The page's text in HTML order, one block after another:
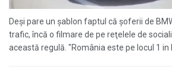
Deşi pare un şablon faptul că şoferii de
trafic, încă o filmare de pe reţelele de
această regulă. "România este pe locul 1 in